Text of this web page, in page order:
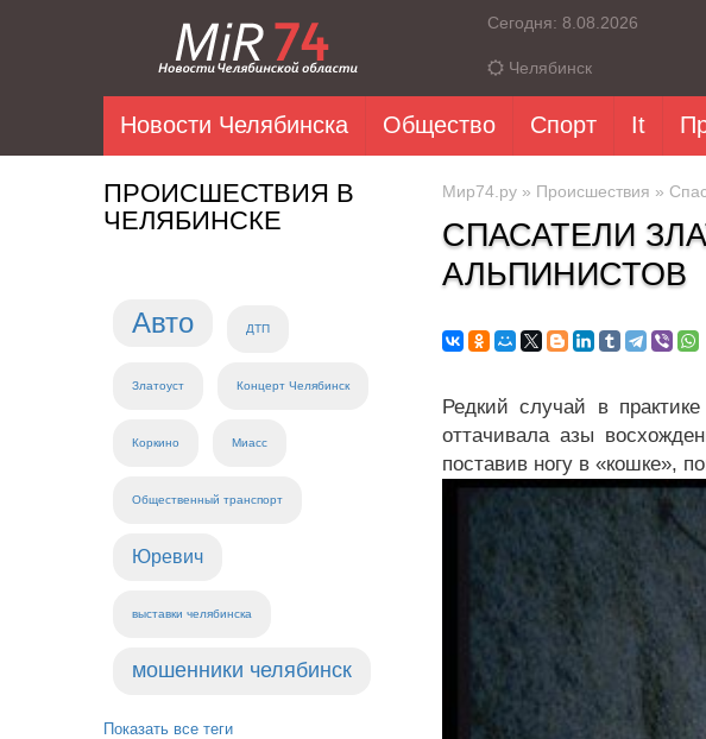
Сегодня: 8.08.2026
Челябинск
Новости Челябинска Общество Спорт It
ПРОИСШЕСТВИЯ В
ЧЕЛЯБИНСКЕ
Авто ДТП
Златоуст Концерт Челябинск
Коркино Миасс
Общественный транспорт
Юревич
выставки челябинска
мошенники челябинск
Показать все теги
Мир74.ру » Происшествия »
СПАСАТЕЛИ
АЛЬПИНИСТОВ
Редкий случай в
оттачивала азы
поставив ногу в «кошке»,